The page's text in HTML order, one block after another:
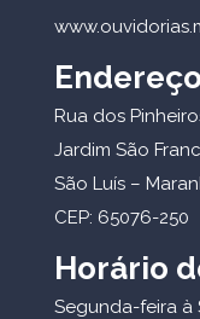
Endereço
Rua dos
Jardim São
São Luís –
CEP: 65076-250
Horário
Segunda-feira à